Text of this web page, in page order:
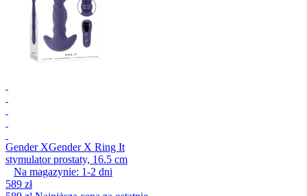
Gender XGender X Ring It
stymulator prostaty, 16.5 cm
Na magazynie: 1-2 dni
589 zł